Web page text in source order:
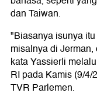
dan Taiwan.
"Biasanya isunya
misalnya di
kata Yassierli
RI pada Kamis (9/
TVR Parlemen.